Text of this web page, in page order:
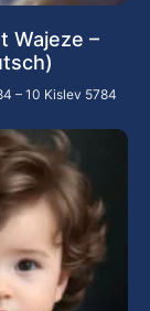
Wajeze –
– 10 Kislev 5784